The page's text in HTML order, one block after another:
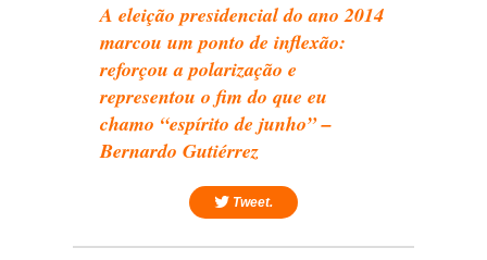
A eleição presidencial do ano 2014
marcou um ponto de inflexão:
reforçou a polarização e
representou o fim do que eu
chamo “espírito de junho” –
Bernardo Gutiérrez
Tweet.